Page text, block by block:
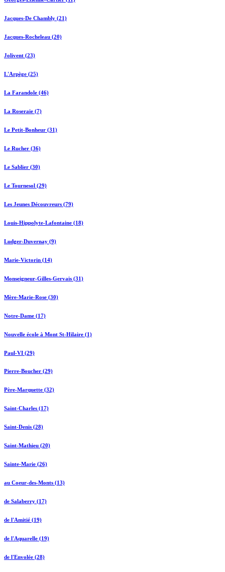
Jacques-De Chambly (21)
Jacques-Rocheleau (20)
Jolivent (23)
L'Arpège (25)
La Farandole (46)
La Roseraie (7)
Le Petit-Bonheur (31)
Le Rucher (36)
Le Sablier (30)
Le Tournesol (29)
Les Jeunes Découvreurs (79)
Louis-Hippolyte-Lafontaine (18)
Ludger-Duvernay (9)
Marie-Victorin (14)
Monseigneur-Gilles-Gervais (31)
Mère-Marie-Rose (30)
Notre-Dame (17)
Nouvelle école à Mont St-Hilaire (1)
Paul-VI (29)
Pierre-Boucher (29)
Père-Marquette (32)
Saint-Charles (17)
Saint-Denis (28)
Saint-Mathieu (20)
Sainte-Marie (26)
au Coeur-des-Monts (13)
de Salaberry (17)
de l'Amitié (19)
de l'Aquarelle (19)
de l'Envolée (28)